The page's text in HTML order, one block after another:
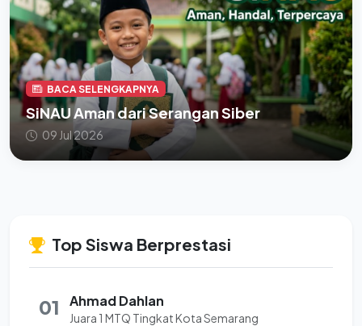
BACA SELENGKAPNYA
SiNAU Aman dari Serangan Siber
09 Jul 2026
Top Siswa Berprestasi
01 Ahmad Dahlan
Juara 1 MTQ Tingkat Kota Semarang